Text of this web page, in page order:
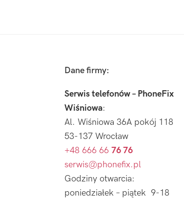
Dane firmy:
Serwis telefonów – PhoneFix
Wiśniowa:
Al. Wiśniowa 36A pokój 118
53-137 Wrocław
+48 666 66 76 76
serwis@phonefix.pl
Godziny otwarcia:
poniedziałek – piątek 9-18